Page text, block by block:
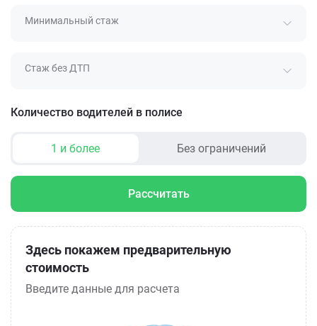
Минимальный стаж
Стаж без ДТП
Количество водителей в полисе
1 и более Без ограничений
Рассчитать
Здесь покажем предварительную
стоимость
Введите данные для расчета